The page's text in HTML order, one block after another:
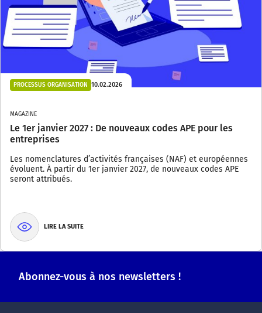
PROCESSUS ORGANISATION 10.02.2026
MAGAZINE
Le 1er janvier 2027 : De nouveaux codes APE pour les
entreprises
Les nomenclatures d’activités françaises (NAF) et européennes
évoluent. À partir du 1er janvier 2027, de nouveaux codes APE
seront attribués.
LIRE LA SUITE
Abonnez-vous à nos newsletters !